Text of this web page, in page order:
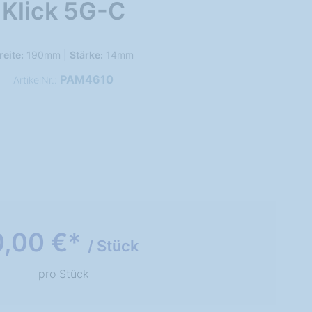
Klick 5G-C
190mm | Stärke: 14mm
ArtikelNr.: PAM4610
€* / Stück
pro Stück